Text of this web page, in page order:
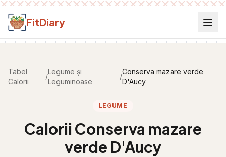
Salt la conținut
FitDiary
Tabel
Calorii
/
Legume și
Leguminoase
/
Conserva mazare verde
D'Aucy
LEGUME
Calorii Conserva mazare
verde D'Aucy